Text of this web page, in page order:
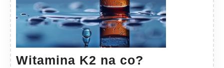
Witamina K2 na co?